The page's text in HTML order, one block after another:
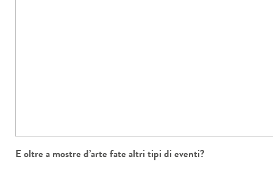
E oltre a mostre d’arte fate altri tipi di eventi?